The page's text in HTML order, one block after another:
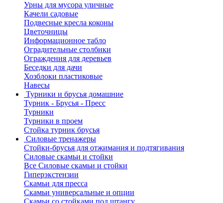
Урны для мусора уличные
Качели садовые
Подвесные кресла коконы
Цветочницы
Информационное табло
Оградительные столбики
Ограждения для деревьев
Беседки для дачи
Хозблоки пластиковые
Навесы
Турники и брусья домашние
Турник - Брусья - Пресс
Турники
Турники в проем
Стойка турник брусья
Силовые тренажеры
Стойки-брусья для отжимания и подтягивания
Силовые скамьи и стойки
Все Силовые скамьи и стойки
Гиперэкстензии
Скамьи для пресса
Скамьи универсальные и опции
Скамьи со стойками под штангу